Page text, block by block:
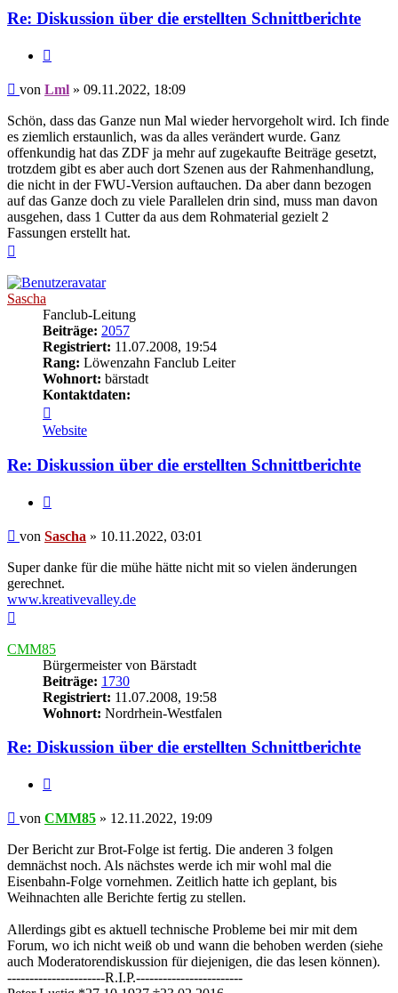
Re: Diskussion über die erstellten Schnittberichte
Beitrag
von Lml » 09.11.2022, 18:09
Schön, dass das Ganze nun Mal wieder hervorgeholt wird. Ich finde
es ziemlich erstaunlich, was da alles verändert wurde. Ganz
offenkundig hat das ZDF ja mehr auf zugekaufte Beiträge gesetzt,
trotzdem gibt es aber auch dort Szenen aus der Rahmenhandlung,
die nicht in der FWU-Version auftauchen. Da aber dann bezogen
auf das Ganze doch zu viele Parallelen drin sind, muss man davon
ausgehen, dass 1 Cutter da aus dem Rohmaterial gezielt 2
Fassungen erstellt hat.
Sascha
Fanclub-Leitung
Beiträge: 2057
Registriert: 11.07.2008, 19:54
Rang: Löwenzahn Fanclub Leiter
Wohnort: bärstadt
Kontaktdaten:
von
Sascha
Website
Re: Diskussion über die erstellten Schnittberichte
Beitrag
von Sascha » 10.11.2022, 03:01
Super danke für die mühe hätte nicht mit so vielen änderungen
gerechnet.
www.kreativevalley.de
CMM85
Bürgermeister von Bärstadt
Beiträge: 1730
Registriert: 11.07.2008, 19:58
Wohnort: Nordrhein-Westfalen
Re: Diskussion über die erstellten Schnittberichte
Beitrag
von CMM85 » 12.11.2022, 19:09
Der Bericht zur Brot-Folge ist fertig. Die anderen 3 folgen
demnächst noch. Als nächstes werde ich mir wohl mal die
Eisenbahn-Folge vornehmen. Zeitlich hatte ich geplant, bis
Weihnachten alle Berichte fertig zu stellen.
Allerdings gibt es aktuell technische Probleme bei mir mit dem
Forum, wo ich nicht weiß ob und wann die behoben werden (siehe
auch Moderatorendiskussion für diejenigen, die das lesen können).
----------------------R.I.P.------------------------